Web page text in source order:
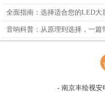
战指南
全面指南：选择适合您的LED大
音响科普：从原理到选择，一篇
- 南京丰绘视安